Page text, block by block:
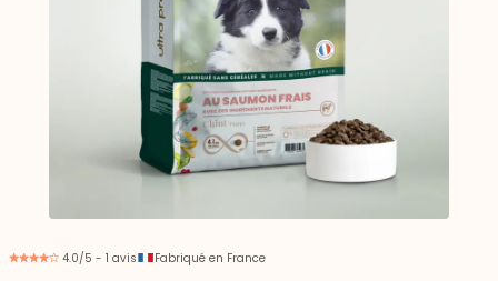
4.0/5 - 1 avis Fabriqué en France